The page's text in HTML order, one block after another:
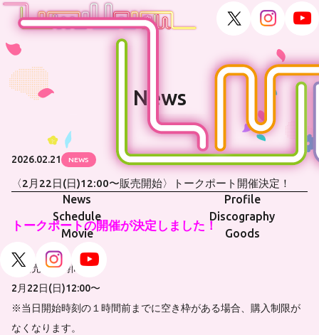
News
Profile
Schedule
Discography
Movie
Goods
News
2026.02.21 NEWS
〈2月22日(日)12:00〜販売開始〉トークポート開催決定！
トークポートの開催が決定しました！
★販売開始時間★
2月22日(日)12:00〜
※当日開始時刻の１時間前までに空き枠がある場合、購入制限が
なくなります。